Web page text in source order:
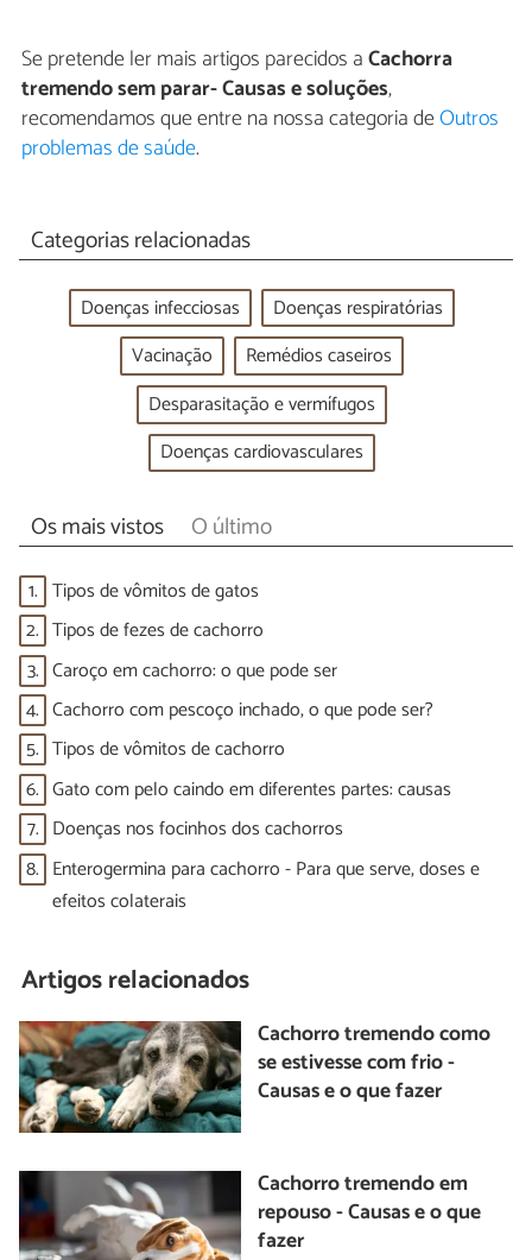
Se pretende ler mais artigos parecidos aCachorra
tremendo sem parar- Causas e soluções,
recomendamos que entre na nossa categoria deOutros
problemas de saúde.
Categorias relacionadas
Doenças infecciosas
Doenças respiratórias
Vacinação
Remédios caseiros
Desparasitação e vermífugos
Doenças cardiovasculares
Os mais vistos O último
1. Tipos de vômitos de gatos
2. Tipos de fezes de cachorro
3. Caroço em cachorro: o que pode ser
4. Cachorro com pescoço inchado, o que pode ser?
5. Tipos de vômitos de cachorro
6. Gato com pelo caindo em diferentes partes: causas
7. Doenças nos focinhos dos cachorros
8. Enterogermina para cachorro - Para que serve, doses e
efeitos colaterais
Artigos relacionados
Cachorro tremendo como
se estivesse com frio -
Causas e o que fazer
Cachorro tremendo em
repouso - Causas e o que
fazer